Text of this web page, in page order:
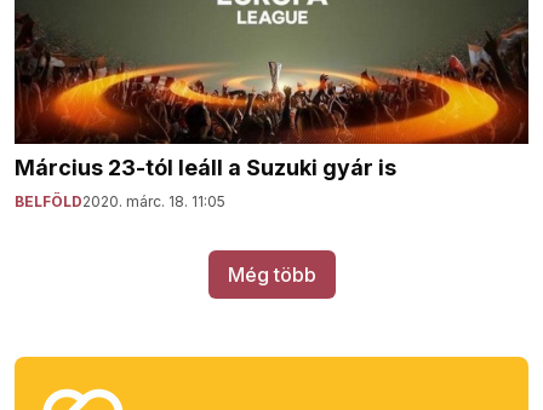
Március 23-tól leáll a Suzuki gyár is
BELFÖLD2020. márc. 18. 11:05
Még több